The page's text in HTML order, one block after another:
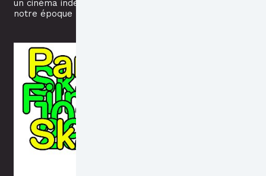
un cinéma indépendant qui reflète
notre époque !